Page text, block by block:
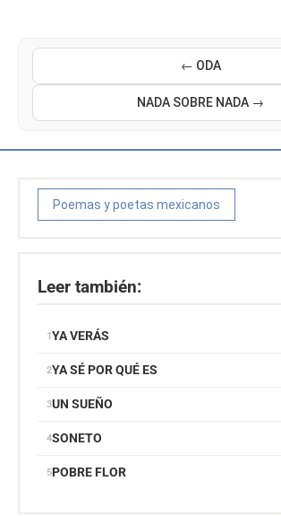
← ODA
NADA SOBRE NADA →
Poemas y poetas mexicanos
Leer también:
YA VERÁS
YA SÉ POR QUÉ ES
UN SUEÑO
SONETO
POBRE FLOR